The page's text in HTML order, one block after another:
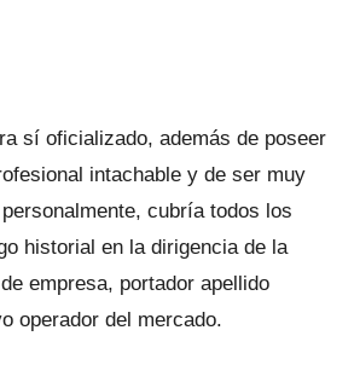
sí oficializado, además de poseer
intachable y de ser muy
cubría todos los
historial en la dirigencia de la
empresa, portador apellido
operador del mercado.